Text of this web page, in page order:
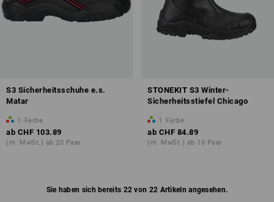
S3 Sicherheitsschuhe e.s.
Matar
1 Farbe
ab CHF 103.89
(m. MwSt.) ab 20 Paar
STONEKIT S3 Winter-
Sicherheitsstiefel Chicago
1 Farbe
ab CHF 84.89
(m. MwSt.) ab 10 Paar
Sie haben sich bereits 22 von 22 Artikeln angesehen.